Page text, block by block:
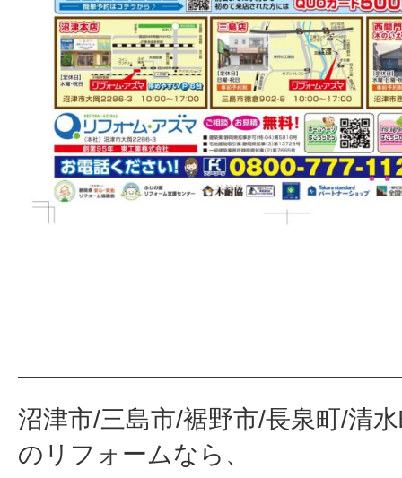
沼津市/三島市/裾野市/長泉町/清
のリフォームなら、